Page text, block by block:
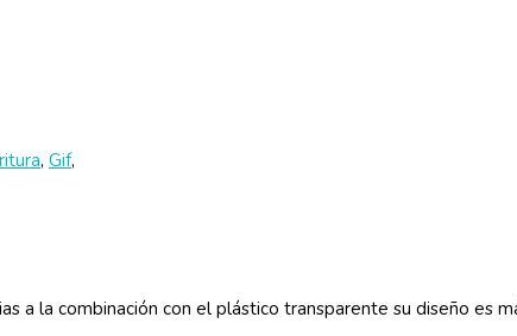
, Gif,
a la combinación con el plástico transparente su diseño es